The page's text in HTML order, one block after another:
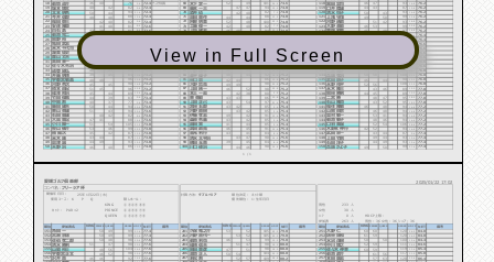
View in Full Screen
50 99 21.6 77.4
75.6 150 兵頭 かよ子 49
44 46 90 14.4
86 12.0 74.0 100 川口 修治
50 天野 治 46 40
49 93 77.4
75.6 149 石田 洋子 44
39 45 84
93 73.8 99 横田 玉喜
49 島津 誠 44 49
44 93 15.6 77.4
75.6 148 上田 竹則 49
43 47 90 14.4
87 13.2 73.8 98 清水 太平治
48 米木 康 43 44
44 87 9.6 77.4
75.6 147 武田 栄一 43
43 41 84 8.4
87 13.2 73.8 97 金光 利行
47 楠 陽次 45 42
94 16.8 77.2
75.4 146 木野本 伸行 42 52
46 45 91 15.6
99 25.2 73.8 96 武田 政寛
46 笹山 儀介 53 46
106 77.2
75.4 145 口羽 美温
85
105 73.8 95 冨田 実
45 小川 陽一
94 77.2
75.4 菊池 敏子
85
73.6 桑原 秀基
大高 豊記
奥村 敏一
伊藤 孝志
石田 重雄
48 94 16.8 77.2
75.4 142 山岡 由宗 46
43 42 85 9.6
94 20.4 73.6 92 河野 直樹
42 東山 英雄 51 43
48 94 16.8 77.2
75.4 141 福住 隆敏 46
43 42 85 9.6
94 20.4 73.6 91 宮﨑 五郎
41 藤田 建夫 50 44
52 95 18.0 77.0
75.4 140 石山 隆資 43
43 54 97 21.6
77 3.6 73.4 90 上田 正己
40 中岡 勲 40 37
47 95 18.0 77.0
75.2 139 二宮 勝 48
43 43 86 10.8
83 9.6 73.4 89 東 英範
39 竹田 俊策 44 39
89 12.0 77.0
75.2 138 岡﨑 勝男 44 45
42 38 80 4.8
89 15.6 73.4 88 本土 一眞
38 篠澤 照治 45 44
46 89 12.0 77.0
75.2 永木 隆三 43
46 52 98 22.8
96 22.8 73.2 上田 純一
橋本 由紀 51 45
108 31.2 76.8
75.2 136 永野 祐平 52 56
49 49 98 22.8
90 16.8 73.2 86 大野 哲寛
36 河野 秀次 45 45
44 90 13.2 76.8
75.2 135 武田 朋子 46
42 44 86 10.8
96 22.8 73.2 85 谷口 崇
35 宇都宮 敏薫 48 48
76.8
34 井藤 明德 39
102 76.8
75.2 50 52
48 44 92
84 73.2
33 成登 國弘 40 44
45 91 14.4
75.2 46
50 48 98
84 73.2
32 佐々木 秀治 44 40
14.4 76.6
75.2 131 今田 敦志
43 16.8
81 森本 眞巳
31 髙田 圭一
14.4 76.6
75.0 130 中橋 治彦
12.0
80 上田 泰誠
30 森山 丈夫
76.6
75.0
30.0
73.0 白石 典子
渥美 征史
14.4 76.6
米木 千代司
20.4 76.6
亀田 武志
104 27.6 76.4
26 岡野 裕 44
21.6 76.4
25 菊池 完二 49
48 93 16.8 76.2
74.8 124 豊畑 和美 45
46 48 94 19.2
81 8.4 72.6 74 上坂 建志
24 白石 勇 42 39
99 22.8 76.2
74.8 123 大野 金能 46 53
42 40 82 7.2
81 8.4 72.6 73 工藤 俊一
23 安達 雅章 41 40
42 93 16.8 76.2
74.8 河野 通政 51
52 48 100 25.2
82 9.6 72.4 阿部 明美
福田 寮三 42 40
50 99 22.8 76.2
74.8 121 上浅 守茂 49
44 44 88 13.2
88 15.6 72.4 71 高田 晋作
21 今井 信郎 48 40
43 93 16.8 76.2
74.8 120 清水 悦子 50
42 40 82 7.2
94 21.6 72.4 70 酒井 劯
20 北本 明秀 50 44
87 76.2
74.8 119 口井 睦雄 44 43
47 47 94
82 72.4 69 藤本 一三
19 堀本 博文 40 42
93 16.8 76.2
74.6 118 黒田 忠司 46 47
52 49 101 26.4
76 3.6 72.4 ベスグロ賞 68 木下 定一
18 菊地 貞介 36 40
愛媛ゴルフ倶楽部
コンペ名:
計算方法: ダブルぺリア 順位決定：
隠しホール：
優先順位：
1:生年月日
①③④⑤⑧⑨
男性
人
カット：
②④⑤⑥⑦⑨ 女性
人
ｼﾆｱ
人
参加者
63 120 33.6 86.4
80.2 257 本田 廣志 57
52 57 109 28.8
92 14.4 77.6 207 若松 勲
157 沢井 真 46 46
56 117 31.2 85.8
80.0 256 菊池 政介 61
50 54 104 24.0
98 20.4 77.6 206 髙地 正人
156 宇都宮 正文 46 52
119 33.6 85.4
80.0 255 佐々木 伸幸 60 59
47 51 98 18.0
104 26.4 77.6 205 岡田 豊彦
155 山脇 裕士 48 56
111 26.4 84.6
80.0 254 中川 博之 52 59
51 47 98 18.0
98 20.4 77.6 204 篠崎 信夫
154 清水 勝利 51 47
50 100 15.6 84.4
79.8 253 水沼 茂樹 50
46 53 99 19.2
98 20.4 77.6 203 菊池 利也
153 佐伯 孝二郎 50 48
120 36.0 84.0
79.8 252 錺谷 博和 61 59
53 52 105 25.2
21.6 77.4 202 河野 喜代一
152 宮瀬 宗徳 50 49
120 36.0 84.0
79.8 大野 仁 60 60
53 52 105 25.2
99 21.6 77.4 久保 竜之介
角田 一 50 49
QUEEN NET 備考
NET 備考 順位 参加者名 KING
KING QUEEN HDCP
GROSS NET 備考 順位 参加者名
順位 参加者名 KING PRINCE QUEEN
HDCP上限：
男性：36 女性：36 シニア：36
KING
233
PAR×2
PRINCE
30
QUEEN
①③④⑤⑦⑨ 0
2025/01/22 17:02
フリージア杯
開催年月日：
25年1月22日 (水)
使用コース：
K P Q